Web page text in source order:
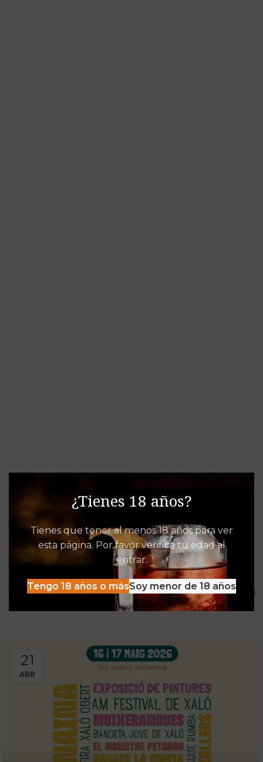
¿Tienes 18 años?
Tienes que tener al menos 18 años para ver
esta página. Por favor verifica tu edad al
entrar.
Tengo 18 años o másSoy menor de 18 años
Destacados de Vinalia
Mucho más que una Vinoteca
Tenemos las experiencias, descuentos y detacados pensados
para disfrutar al máximo de la oferta Vinalia
21
ABR